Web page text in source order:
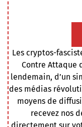
Les cryptos-
Contre Attaque
lendemain, d’un
des médias
moyens de
recevez nos